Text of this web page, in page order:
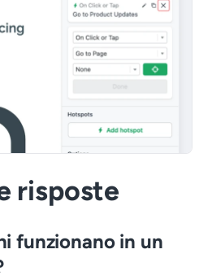
risposte
funzionano in un